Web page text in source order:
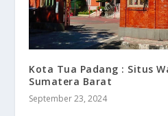
Kota Tua Padang : Situs
Sumatera Barat
September 23, 2024